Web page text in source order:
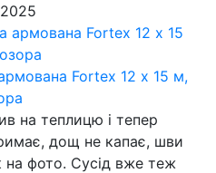
Fortex 12 х 15 м,
на теплицю і тепер
дощ не капає, шви
на фото. Сусід вже теж